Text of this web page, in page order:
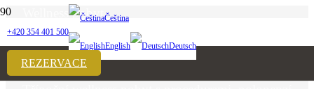
+420 354 401 500
Čeština
English Deutsch
REZERVACE
Wellness pobyt
KING SPA